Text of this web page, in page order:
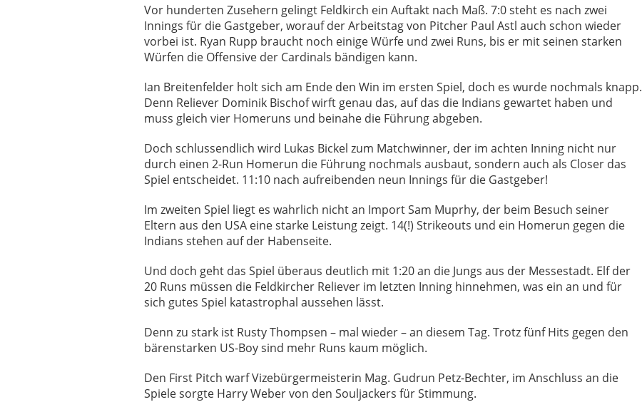
Vor hunderten Zusehern gelingt Feldkirch ein Auftakt nach Maß. 7:0 steht es nach zwei
Innings für die Gastgeber, worauf der Arbeitstag von Pitcher Paul Astl auch schon wieder
vorbei ist. Ryan Rupp braucht noch einige Würfe und zwei Runs, bis er mit seinen starken
Würfen die Offensive der Cardinals bändigen kann.
Ian Breitenfelder holt sich am Ende den Win im ersten Spiel, doch es wurde nochmals knapp.
Denn Reliever Dominik Bischof wirft genau das, auf das die Indians gewartet haben und
muss gleich vier Homeruns und beinahe die Führung abgeben.
Doch schlussendlich wird Lukas Bickel zum Matchwinner, der im achten Inning nicht nur
durch einen 2-Run Homerun die Führung nochmals ausbaut, sondern auch als Closer das
Spiel entscheidet. 11:10 nach aufreibenden neun Innings für die Gastgeber!
Im zweiten Spiel liegt es wahrlich nicht an Import Sam Muprhy, der beim Besuch seiner
Eltern aus den USA eine starke Leistung zeigt. 14(!) Strikeouts und ein Homerun gegen die
Indians stehen auf der Habenseite.
Und doch geht das Spiel überaus deutlich mit 1:20 an die Jungs aus der Messestadt. Elf der
20 Runs müssen die Feldkircher Reliever im letzten Inning hinnehmen, was ein an und für
sich gutes Spiel katastrophal aussehen lässt.
Denn zu stark ist Rusty Thompsen – mal wieder – an diesem Tag. Trotz fünf Hits gegen den
bärenstarken US-Boy sind mehr Runs kaum möglich.
Den First Pitch warf Vizebürgermeisterin Mag. Gudrun Petz-Bechter, im Anschluss an die
Spiele sorgte Harry Weber von den Souljackers für Stimmung.